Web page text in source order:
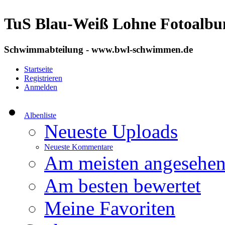
TuS Blau-Weiß Lohne
Schwimmabteilung - www.bwl-schwimmen.de
Startseite
Registrieren
Anmelden
Albenliste
Neueste Uploads
Neueste Kommentare
Am meisten
Am besten bewertet
Meine Favoriten